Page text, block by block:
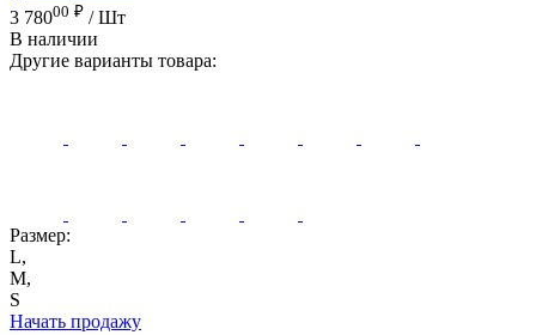
3 78000 ₽ / Шт
В наличии
Другие варианты товара:
Размер:
L,
M,
S
Начать продажу